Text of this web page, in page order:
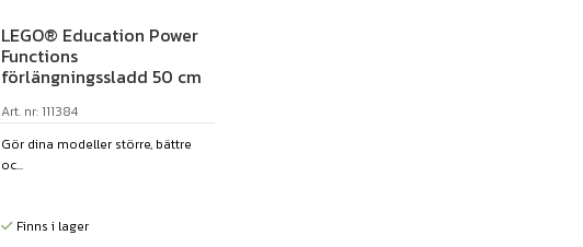
LEGO® Education Power
Functions
förlängningssladd 50 cm
Art. nr: 111384
Gör dina modeller större, bättre
oc...
Finns i lager